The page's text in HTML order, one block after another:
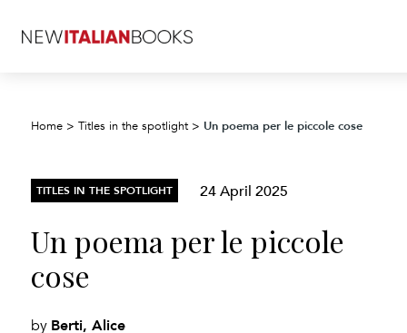
Home >Titles in the spotlight > Un poema per le piccole cose
TITLES IN THE SPOTLIGHT 24 April 2025
Un poema per le piccole
cose
by Berti, Alice